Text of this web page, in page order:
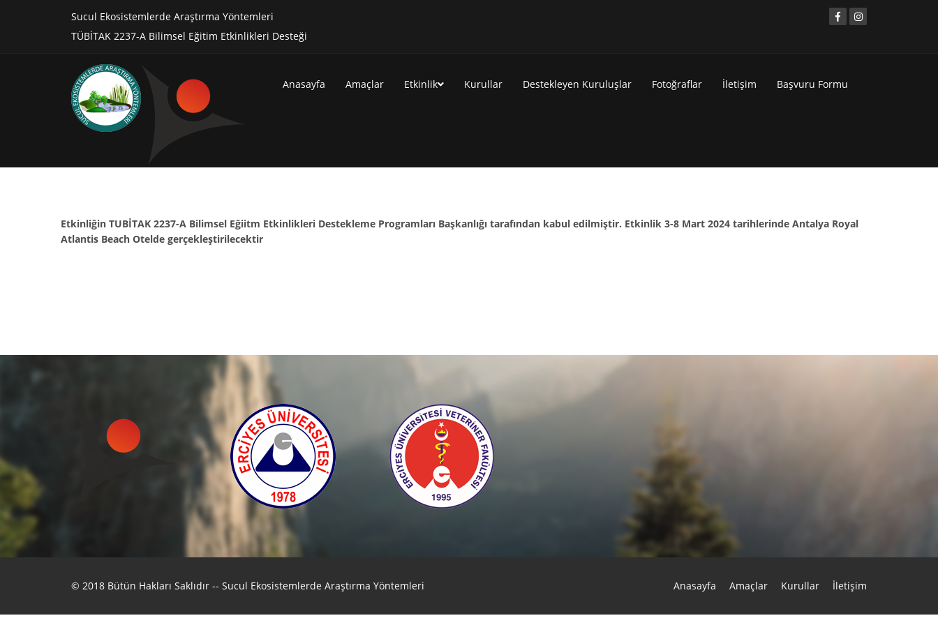
Sucul Ekosistemlerde Araştırma Yöntemleri
TÜBİTAK 2237-A Bilimsel Eğitim Etkinlikleri Desteği
Anasayfa Amaçlar Etkinlik Kurullar Destekleyen Kuruluşlar Fotoğraflar İletişim Başvuru Formu
Etkinliğin TUBİTAK 2237-A Bilimsel Eğiitm Etkinlikleri Destekleme Programları Başkanlığı tarafından kabul edilmiştir. Etkinlik 3-8 Mart 2024 tarihlerinde Antalya Royal
Atlantis Beach Otelde gerçekleştirilecektir
© 2018 Bütün Hakları Saklıdır -- Sucul Ekosistemlerde Araştırma Yöntemleri Anasayfa Amaçlar Kurullar İletişim